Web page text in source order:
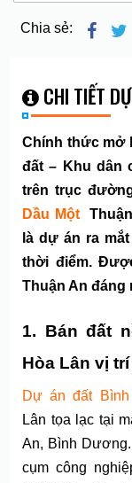
Chia sẻ:
CHI TIẾT
Chính thức mở
đất – Khu dân
trên trục
Dầu Một
là dự án ra
thời điểm.
Thuận An đáng
1. Bán đất
Hòa Lân vị
Dự án đất
Lân tọa lạc tại
An, Bình
cụm công